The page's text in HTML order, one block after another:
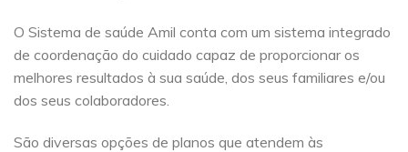
O Sistema de saúde Amil conta com um sistema integrado
de coordenação do cuidado capaz de proporcionar os
melhores resultados à sua saúde, dos seus familiares e/ou
dos seus colaboradores.
São diversas opções de planos que atendem às